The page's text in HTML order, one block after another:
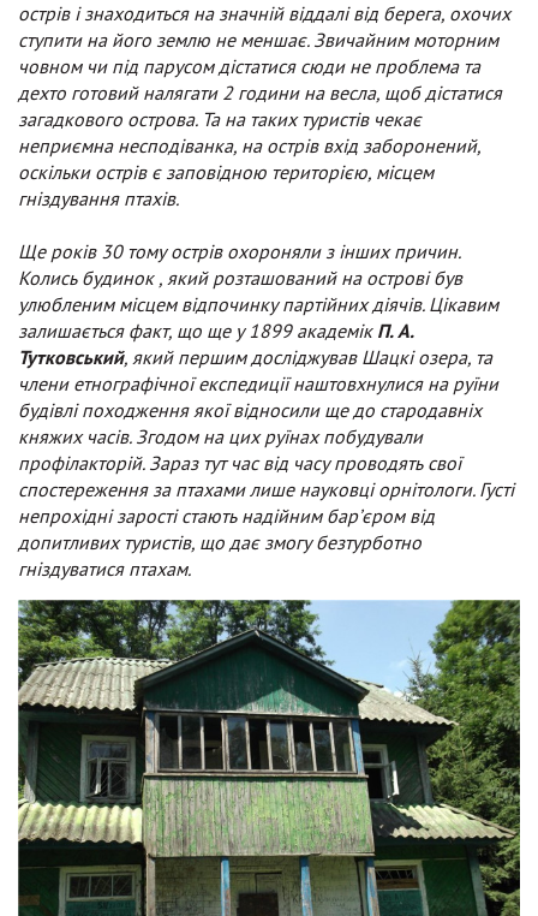
острів і знаходиться на значній віддалі від берега, охочих
ступити на його землю не меншає. Звичайним моторним
човном чи під парусом дістатися сюди не проблема та
дехто готовий налягати 2 години на весла, щоб дістатися
загадкового острова. Та на таких туристів чекає
неприємна несподіванка, на острів вхід заборонений,
оскільки острів є заповідною територією, місцем
гніздування птахів.
Ще років 30 тому острів охороняли з інших причин.
Колись будинок , який розташований на острові був
улюбленим місцем відпочинку партійних діячів. Цікавим
залишається факт, що ще у 1899 академік П. А.
Тутковський, який першим досліджував Шацкі озера, та
члени етнографічної експедиції наштовхнулися на руїни
будівлі походження якої відносили ще до стародавніх
княжих часів. Згодом на цих руїнах побудували
профілакторій. Зараз тут час від часу проводять свої
спостереження за птахами лише науковці орнітологи. Густі
непрохідні зарості стають надійним бар’єром від
допитливих туристів, що дає змогу безтурботно
гніздуватися птахам.